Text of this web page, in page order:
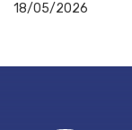
18/05/2026